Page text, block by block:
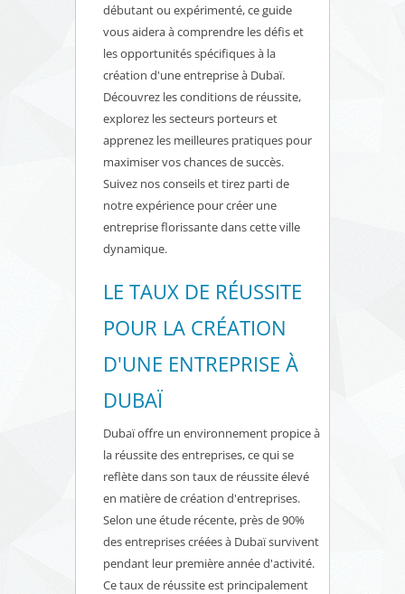
débutant ou expérimenté, ce guide
vous aidera à comprendre les défis et
les opportunités spécifiques à la
création d'une entreprise à Dubaï.
Découvrez les conditions de réussite,
explorez les secteurs porteurs et
apprenez les meilleures pratiques pour
maximiser vos chances de succès.
Suivez nos conseils et tirez parti de
notre expérience pour créer une
entreprise florissante dans cette ville
dynamique.
LE TAUX DE RÉUSSITE
POUR LA CRÉATION
D'UNE ENTREPRISE À
DUBAÏ
Dubaï offre un environnement propice à
la réussite des entreprises, ce qui se
reflète dans son taux de réussite élevé
en matière de création d'entreprises.
Selon une étude récente, près de 90%
des entreprises créées à Dubaï survivent
pendant leur première année d'activité.
Ce taux de réussite est principalement